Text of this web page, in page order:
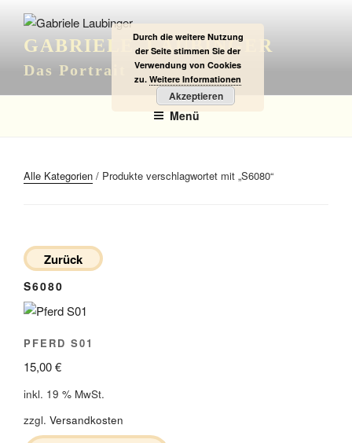
Inhalt
springenGABRIELE LAUBINGER
Das Portrait
Menü
Alle Kategorien / Produkte verschlagwortet mit „S6080“
Zurück
S6080
PFERD S01
15,00€
inkl. 19 % MwSt.
zzgl. Versandkosten
Durch die weitere Nutzung
der Seite stimmen Sie der
Verwendung von Cookies
zu. Weitere Informationen
Akzeptieren